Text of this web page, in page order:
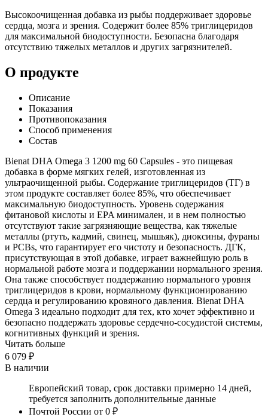
Высокоочищенная добавка из рыбы поддерживает здоровье
сердца, мозга и зрения. Содержит более 85% триглицеридов
для максимальной биодоступности. Безопасна благодаря
отсутствию тяжелых металлов и других загрязнителей.
О продукте
Описание
Показания
Противопоказания
Способ применения
Состав
Bienat DHA Omega 3 1200 mg 60 Capsules - это пищевая
добавка в форме мягких гелей, изготовленная из
ультраочищенной рыбы. Содержание триглицеридов (ТГ) в
этом продукте составляет более 85%, что обеспечивает
максимальную биодоступность. Уровень содержания
фитановой кислоты и EPA минимален, и в нем полностью
отсутствуют такие загрязняющие вещества, как тяжелые
металлы (ртуть, кадмий, свинец, мышьяк), диоксины, фураны
и PCBs, что гарантирует его чистоту и безопасность. ДГК,
присутствующая в этой добавке, играет важнейшую роль в
нормальной работе мозга и поддержании нормального зрения.
Она также способствует поддержанию нормального уровня
триглицеридов в крови, нормальному функционированию
сердца и регулированию кровяного давления. Bienat DHA
Omega 3 идеально подходит для тех, кто хочет эффективно и
безопасно поддержать здоровье сердечно-сосудистой системы,
когнитивных функций и зрения.
Читать больше
6 079 ₽
В наличии
Европейский товар, срок доставки примерно 14 дней,
требуется заполнить дополнительные данные
Почтой России от 0 ₽